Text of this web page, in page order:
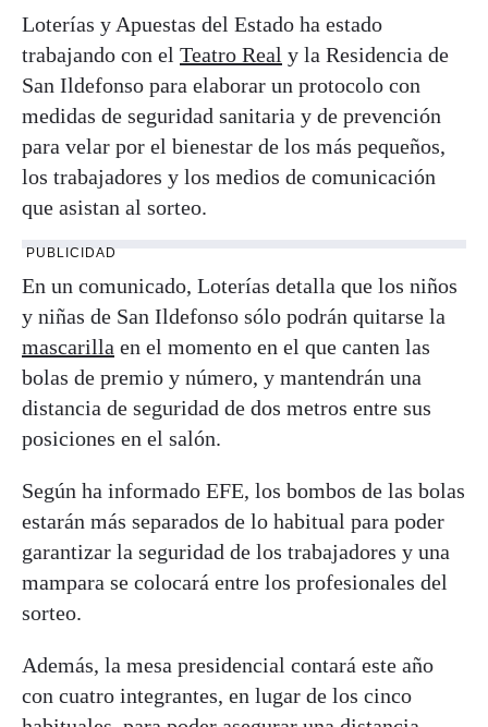
Loterías y Apuestas del Estado ha estado
trabajando con el Teatro Real y la Residencia de
San Ildefonso para elaborar un protocolo con
medidas de seguridad sanitaria y de prevención
para velar por el bienestar de los más pequeños,
los trabajadores y los medios de comunicación
que asistan al sorteo.
PUBLICIDAD
En un comunicado, Loterías detalla que los niños
y niñas de San Ildefonso sólo podrán quitarse la
mascarilla en el momento en el que canten las
bolas de premio y número, y mantendrán una
distancia de seguridad de dos metros entre sus
posiciones en el salón.
Según ha informado EFE, los bombos de las bolas
estarán más separados de lo habitual para poder
garantizar la seguridad de los trabajadores y una
mampara se colocará entre los profesionales del
sorteo.
Además, la mesa presidencial contará este año
con cuatro integrantes, en lugar de los cinco